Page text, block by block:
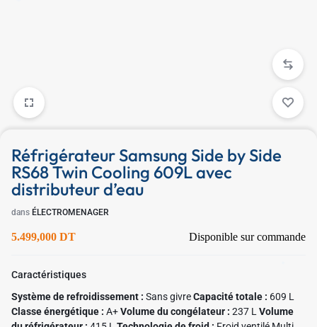
Réfrigérateur Samsung Side by Side
RS68 Twin Cooling 609L avec
distributeur d’eau
dans ÉLECTROMENAGER
5.499,000 DT Disponible sur commande
Caractéristiques
Système de refroidissement : Sans givreCapacité totale : 609 L
Classe énergétique : A+Volume du congélateur : 237 L Volume
✱